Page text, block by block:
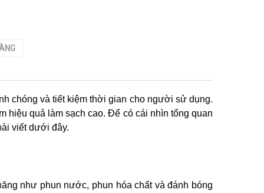
chóng và tiết kiệm thời gian cho người sử dụng.
hiệu quả làm sạch cao. Để có cái nhìn tổng quan
viết dưới đây.
như phun nước, phun hóa chất và đánh bóng